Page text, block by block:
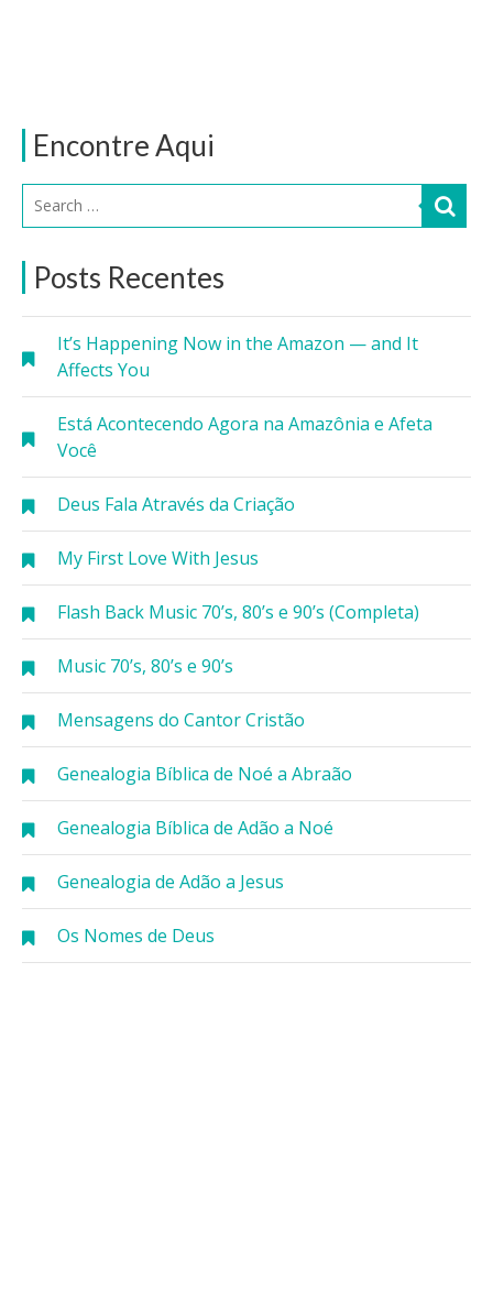
Encontre Aqui
Posts Recentes
It’s Happening Now in the Amazon — and It
Affects You
Está Acontecendo Agora na Amazônia e Afeta
Você
Deus Fala Através da Criação
My First Love With Jesus
Flash Back Music 70’s, 80’s e 90’s (Completa)
Music 70’s, 80’s e 90’s
Mensagens do Cantor Cristão
Genealogia Bíblica de Noé a Abraão
Genealogia Bíblica de Adão a Noé
Genealogia de Adão a Jesus
Os Nomes de Deus